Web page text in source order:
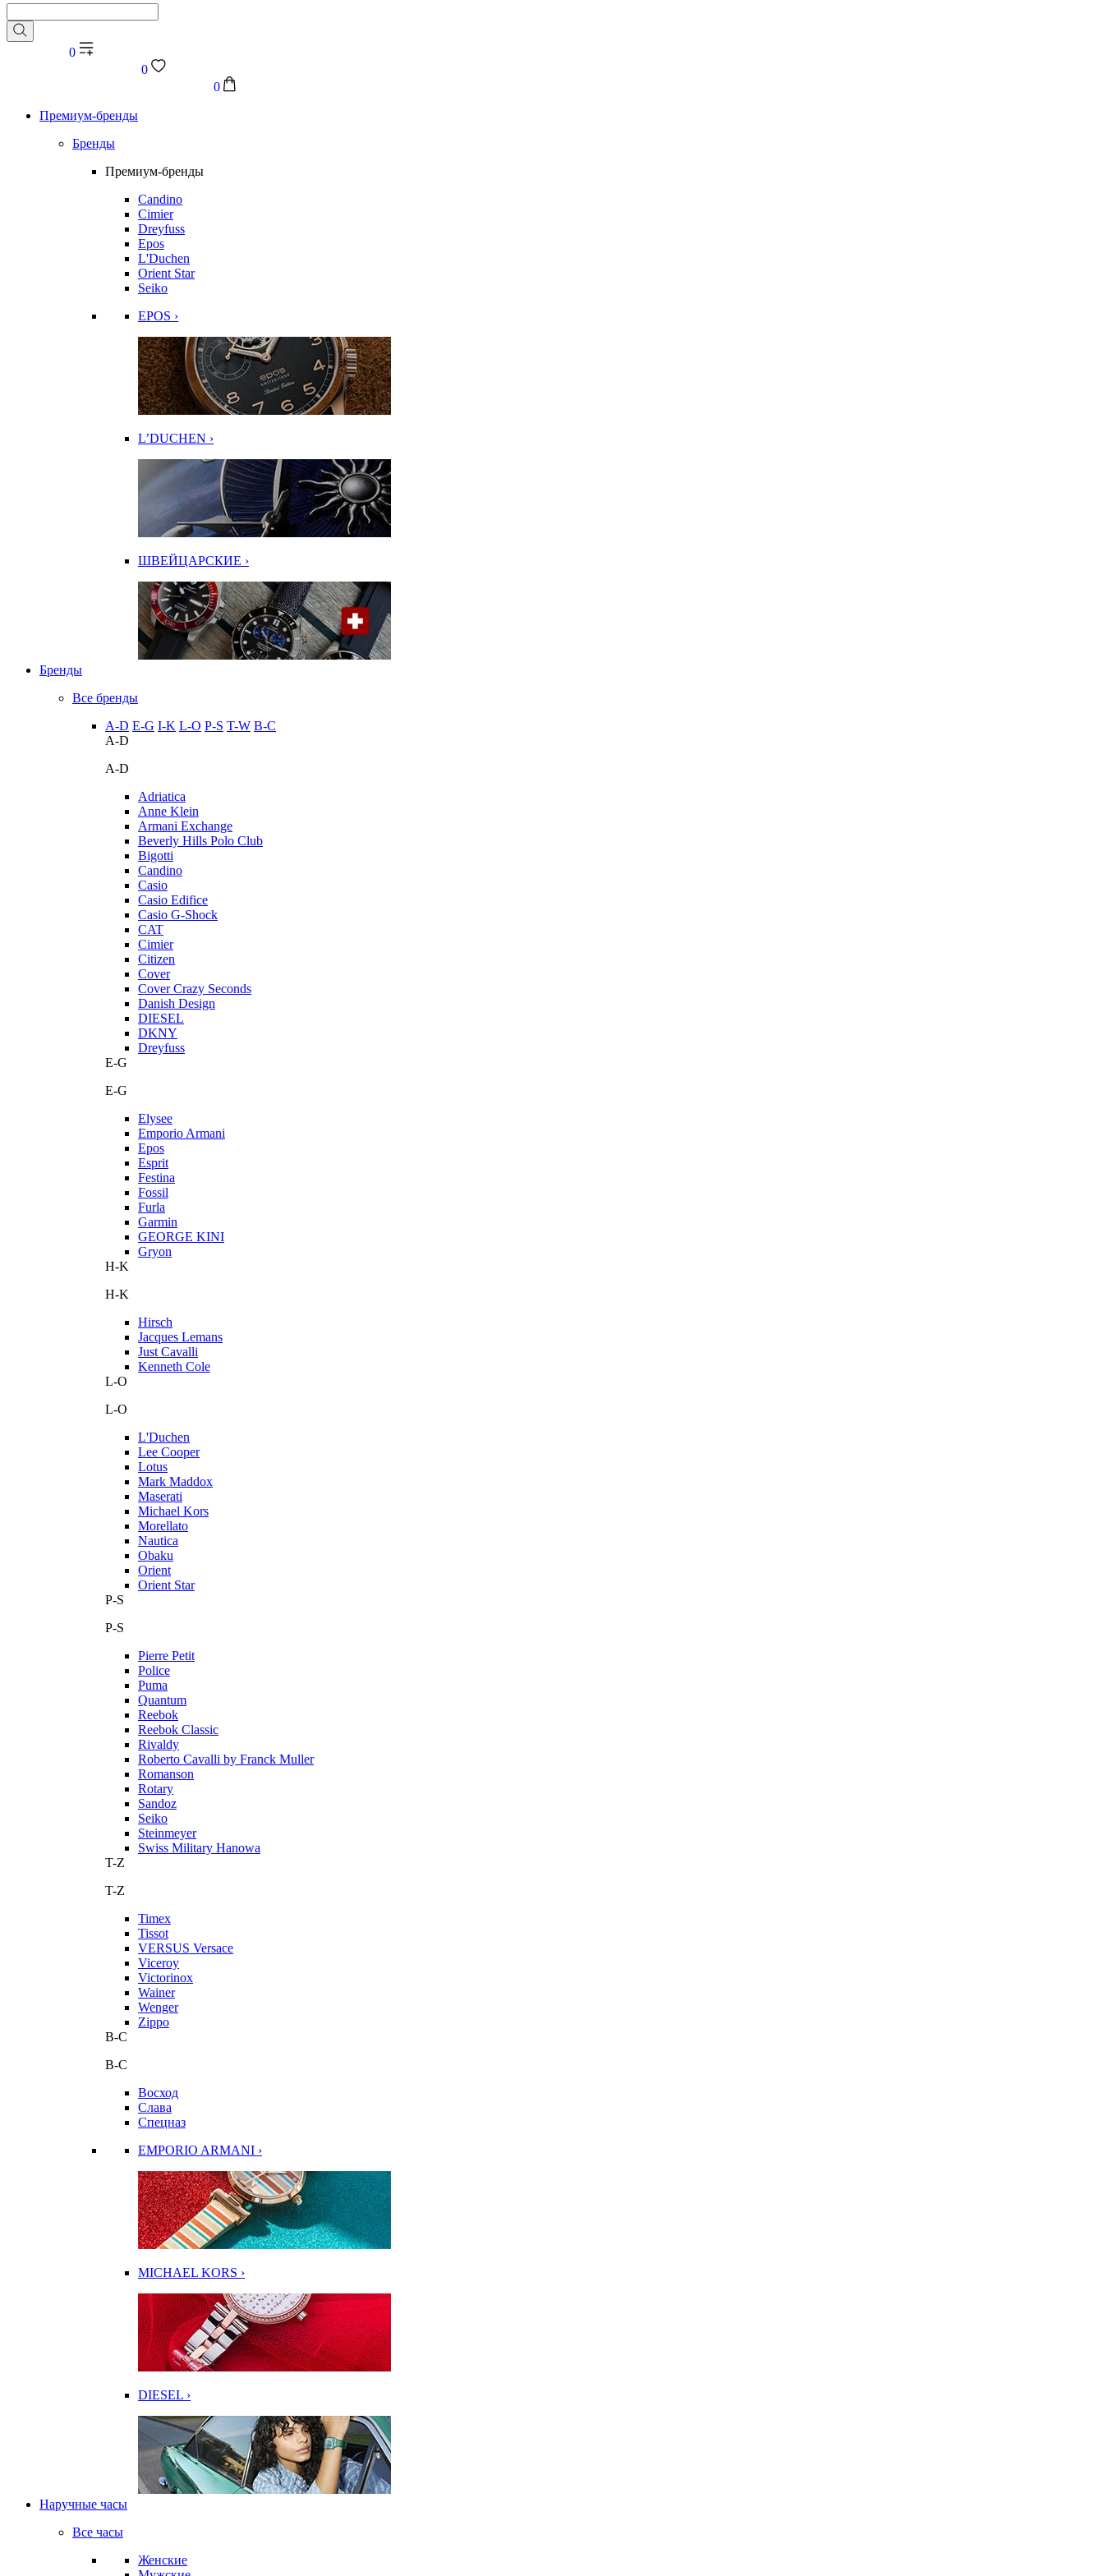
0
0
0
Премиум-бренды
Бренды
Премиум-бренды
Candino
Cimier
Dreyfuss
Epos
L'Duchen
Orient Star
Seiko
EPOS ›
L’DUCHEN ›
ШВЕЙЦАРСКИЕ ›
Бренды
Все бренды
A-D E-G I-K L-O P-S T-W В-С
A-D
A-D
Adriatica
Anne Klein
Armani Exchange
Beverly Hills Polo Club
Bigotti
Candino
Casio
Casio Edifice
Casio G-Shock
CAT
Cimier
Citizen
Cover
Cover Crazy Seconds
Danish Design
DIESEL
DKNY
Dreyfuss
E-G
E-G
Elysee
Emporio Armani
Epos
Esprit
Festina
Fossil
Furla
Garmin
GEORGE KINI
Gryon
H-K
H-K
Hirsch
Jacques Lemans
Just Cavalli
Kenneth Cole
L-O
L-O
L'Duchen
Lee Cooper
Lotus
Mark Maddox
Maserati
Michael Kors
Morellato
Nautica
Obaku
Orient
Orient Star
P-S
P-S
Pierre Petit
Police
Puma
Quantum
Reebok
Reebok Classic
Rivaldy
Roberto Cavalli by Franck Muller
Romanson
Rotary
Sandoz
Seiko
Steinmeyer
Swiss Military Hanowa
T-Z
T-Z
Timex
Tissot
VERSUS Versace
Viceroy
Victorinox
Wainer
Wenger
Zippo
В-С
В-С
Восход
Слава
Спецназ
EMPORIO ARMANI ›
MICHAEL KORS ›
DIESEL ›
Наручные часы
Все часы
Женские